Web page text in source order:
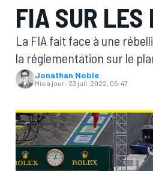
FIA SUR
La FIA fait face à une
la réglementation sur le
Jonathan Noble
Mis à jour: 23 juil. 2022, 05:47